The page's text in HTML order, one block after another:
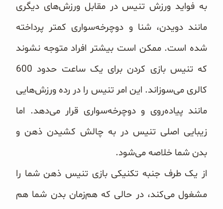
صبحانه و میان وعده
سبوس و جوانه‌ها
پک سلامتی OAB
کتاب‌های OAB
به فواید ورزش تنیس در مقابل ورزش‌های دیگری
مانند دویدن، شنا و دوچرخه‌سواری کمتر پرداخته
شده است. ممکن است بیشتر افراد متوجه نشوند
که تنیس بازی کردن برای یک ساعت حدود 600
کالری می‌سوزاند. این امر تنیس را در رده ورزش‌هایی
مانند پیاده‌روی و دوچرخه‌سواری قرار می‌دهد. اما
زیبایی اصلی تنیس در به چالش کشیدن ذهن و
بدن شما خلاصه می‌شود.
از یک طرف جنبه تکنیکی بازی تنیس ذهن شما را
مشغول می‌کند، در حالی که هم‌زمان بدن شما هم